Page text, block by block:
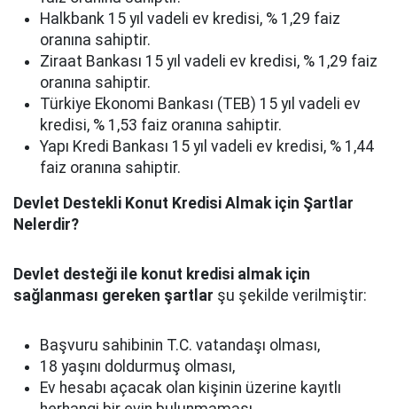
Halkbank 15 yıl vadeli ev kredisi, % 1,29 faiz
oranına sahiptir.
Ziraat Bankası 15 yıl vadeli ev kredisi, % 1,29 faiz
oranına sahiptir.
Türkiye Ekonomi Bankası (TEB) 15 yıl vadeli ev
kredisi, % 1,53 faiz oranına sahiptir.
Yapı Kredi Bankası 15 yıl vadeli ev kredisi, % 1,44
faiz oranına sahiptir.
Devlet Destekli Konut Kredisi Almak için Şartlar
Nelerdir?
Devlet desteği ile konut kredisi almak için
sağlanması gereken şartlar şu şekilde verilmiştir:
Başvuru sahibinin T.C. vatandaşı olması,
18 yaşını doldurmuş olması,
Ev hesabı açacak olan kişinin üzerine kayıtlı